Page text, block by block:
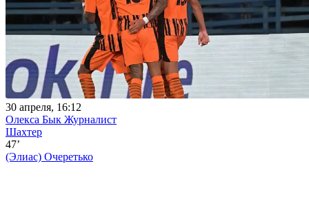
30 апреля, 16:12
Олекса Бык Журналист
Шахтер
47’
(Элиас) Очеретько